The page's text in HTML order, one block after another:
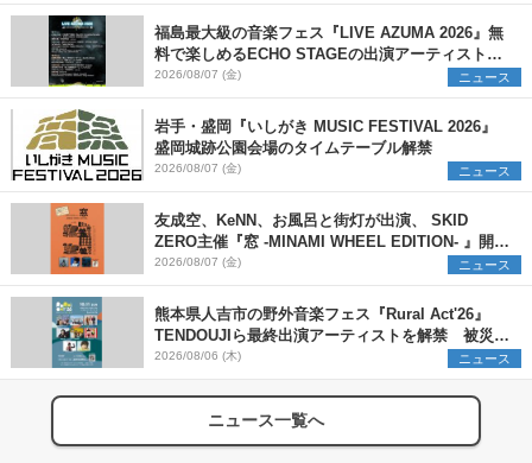
福島最大級の音楽フェス『LIVE AZUMA 2026』無
料で楽しめるECHO STAGEの出演アーティストを
発表
2026/08/07 (金) ニュース
岩手・盛岡『いしがき MUSIC FESTIVAL 2026』
盛岡城跡公園会場のタイムテーブル解禁
2026/08/07 (金) ニュース
友成空、KeNN、お風呂と街灯が出演、 SKID
ZERO主催『窓 -MINAMI WHEEL EDITION- 』開催
決定
2026/08/07 (金) ニュース
熊本県人吉市の野外音楽フェス『Rural Act'26』
TENDOUJIら最終出演アーティストを解禁 被災地
支援プロジェクトの始動も発表
2026/08/06 (木) ニュース
ニュース一覧へ